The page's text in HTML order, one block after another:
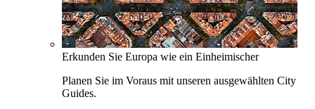
Erkunden Sie Europa wie ein Einheimischer
Planen Sie im Voraus mit unseren ausgewählten City
Guides.